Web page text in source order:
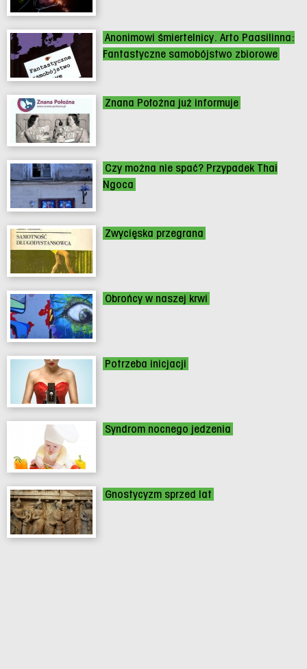
Anonimowi śmiertelnicy. Arto Paasilinna:
Fantastyczne samobójstwo zbiorowe
Znana Położna już informuje
Czy można nie spać? Przypadek Thai
Ngoca
Zwycięska przegrana
Obrońcy w naszej krwi
Potrzeba inicjacji
Syndrom nocnego jedzenia
Gnostycyzm sprzed lat